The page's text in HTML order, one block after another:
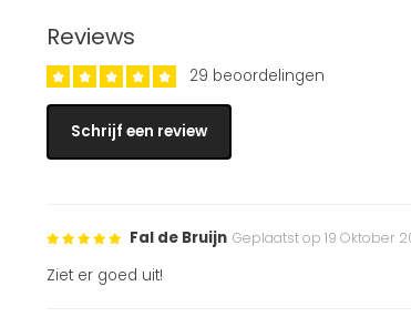
Reviews
29 beoordelingen
Schrijf een review
Fal de Bruijn Geplaatst op 19 Oktober
Ziet er goed uit!